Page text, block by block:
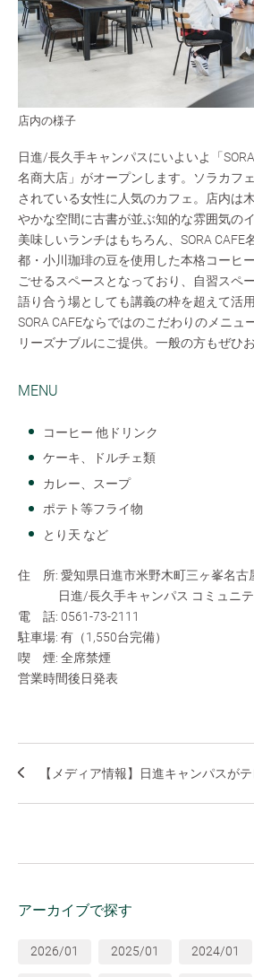
店内の様子
日進/長久手キャンパスにいよいよ「SORA
名商大店」がオープンします。ソラカフ
されている女性に人気のカフェ。店内は
やかな空間に古書が並ぶ知的な雰囲気の
美味しいランチはもちろん、SORA CAFE
都・小川珈琲の豆を使用した本格コーヒ
ごせるスペースとなっており、自習スペ
語り合う場としても講義の枠を超えて活
SORA CAFEならではのこだわりのメニュ
リーズナブルにご提供。一般の方もぜひ
MENU
コーヒー 他ドリンク
ケーキ、ドルチェ類
カレー、スープ
ポテト等フライ物
とり天 など
住 所: 愛知県日進市米野木町三ヶ峯名古
日進/長久手キャンパス コミュニテ
電 話: 0561-73-2111
駐車場: 有（1,550台完備）
喫 煙: 全席禁煙
営業時間後日発表
【メディア情報】日進キャンパスがテ
アーカイブで探す
2026/01 2025/01 2024/01